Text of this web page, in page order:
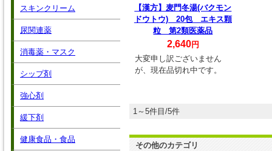
【漢方】麦門冬湯(バクモン
ドウトウ) 20包 エキス顆
粒 第2類医薬品
2,640円
大変申し訳ございません
が、現在品切れ中です。
1～5件目/5件
その他のカテゴリ
スキンクリーム
尿関連薬
消毒薬・マスク
シップ剤
強心剤
緩下剤
健康食品・食品